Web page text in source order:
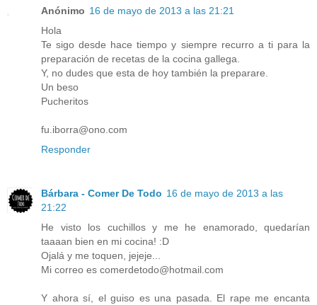
Anónimo 16 de mayo de 2013 a las 21:21
Hola
Te sigo desde hace tiempo y siempre recurro a ti para la
preparación de recetas de la cocina gallega.
Y, no dudes que esta de hoy también la preparare.
Un beso
Pucheritos
fu.iborra@ono.com
Responder
Bárbara - Comer De Todo 16 de mayo de 2013 a las
21:22
He visto los cuchillos y me he enamorado, quedarían
taaaan bien en mi cocina! :D
Ojalá y me toquen, jejeje...
Mi correo es comerdetodo@hotmail.com
Y ahora sí, el guiso es una pasada. El rape me encanta